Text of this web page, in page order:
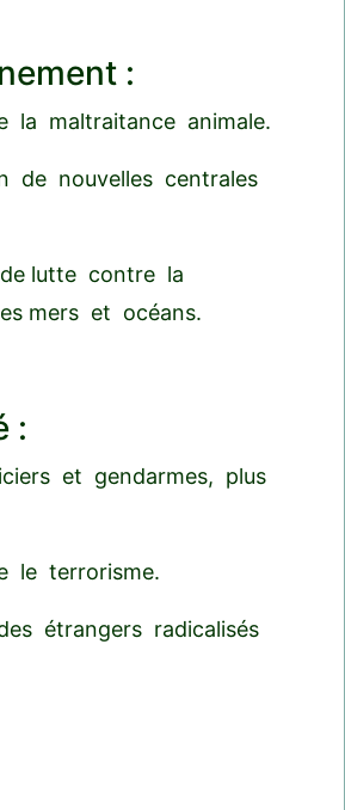
:
la maltraitance animale.
de nouvelles centrales
lutte contre la
mers et océans.
:
et gendarmes, plus
le terrorisme.
étrangers radicalisés